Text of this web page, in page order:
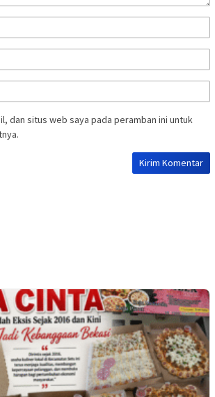
dan situs web saya pada peramban ini untuk